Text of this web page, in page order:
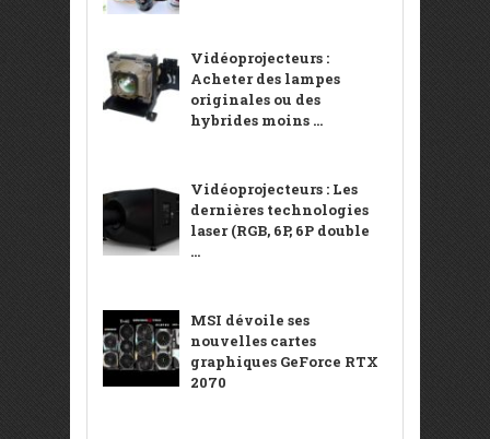
Vidéoprojecteurs :
Acheter des lampes
originales ou des
hybrides moins ...
Vidéoprojecteurs : Les
dernières technologies
laser (RGB, 6P, 6P double
...
MSI dévoile ses
nouvelles cartes
graphiques GeForce RTX
2070